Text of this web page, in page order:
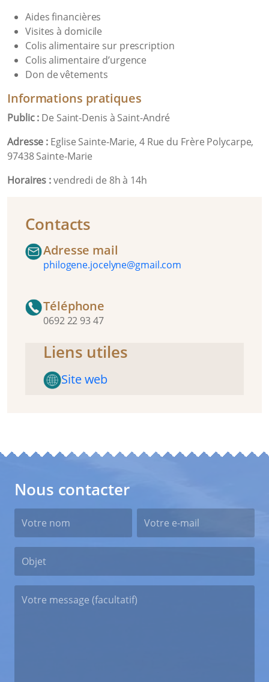
Aides financières
Visites à domicile
Colis alimentaire sur prescription
Colis alimentaire d’urgence
Don de vêtements
Informations pratiques
Public : De Saint-Denis à Saint-André
Adresse : Eglise Sainte-Marie, 4 Rue du Frère Polycarpe,
97438 Sainte-Marie
Horaires :vendredi de 8h à 14h
Contacts
Adresse mail
philogene.jocelyne@gmail.com
Téléphone
0692 22 93 47
Liens utiles
Site web
Nous contacter